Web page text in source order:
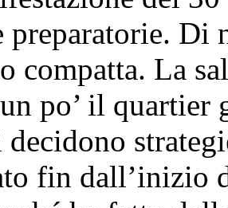
preparatorie. Di
compatta. La
po’ il quartier
decidono
fin dall’inizio